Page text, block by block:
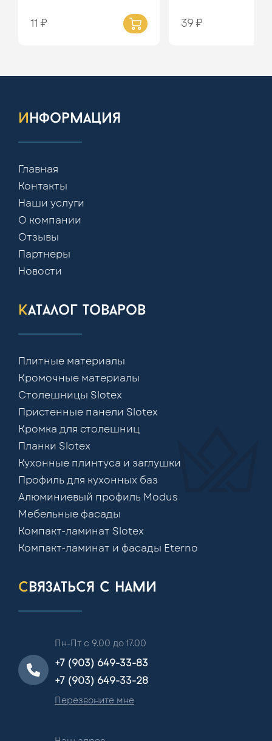
11 ₽ 39 ₽
информация
Главная
Контакты
Наши услуги
О компании
Отзывы
Партнеры
Новости
каталог товаров
Плитные материалы
Кромочные материалы
Столешницы Slotex
Пристенные панели Slotex
Кромка для столешниц
Планки Slotex
Кухонные плинтуса и заглушки
Профиль для кухонных баз
Алюминиевый профиль Modus
Мебельные фасады
Компакт-ламинат Slotex
Компакт-ламинат и фасады Eterno
связаться с нами
Пн-Пт с 9.00 до 17.00
+7 (903) 649-33-83
+7 (903) 649-33-28
Перезвоните мне